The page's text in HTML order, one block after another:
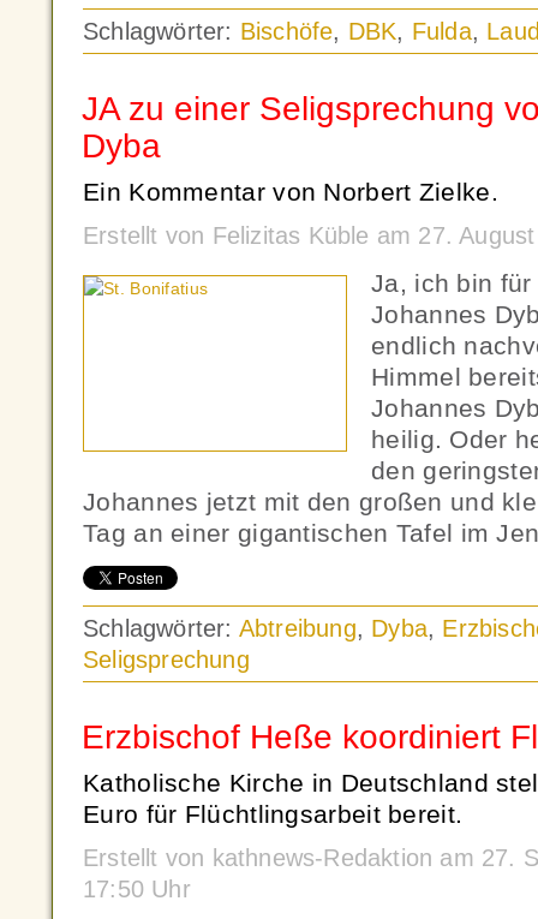
Schlagwörter: Bischöfe, DBK, Fulda,
JA zu einer Seligsprechung
Dyba
Ein Kommentar von Norbert Zielke.
Erstellt von Felizitas Küble am 27.
Ja, ich bin
Johannes
endlich
Himmel
Johannes
heilig. Oder
den
Johannes jetzt mit den großen und
Tag an einer gigantischen Tafel im
Schlagwörter: Abtreibung, Dyba,
Seligsprechung
Erzbischof Heße koordiniert
Katholische Kirche in Deutschland
Euro für Flüchtlingsarbeit bereit.
Erstellt von kathnews-Redaktion am 27.
17:50 Uhr